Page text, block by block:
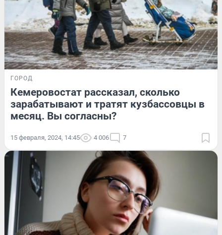
ГОРОД
Кемеровостат рассказал, сколько
зарабатывают и тратят кузбассовцы в
месяц. Вы согласны?
15 февраля, 2024, 14:45 4 006 7